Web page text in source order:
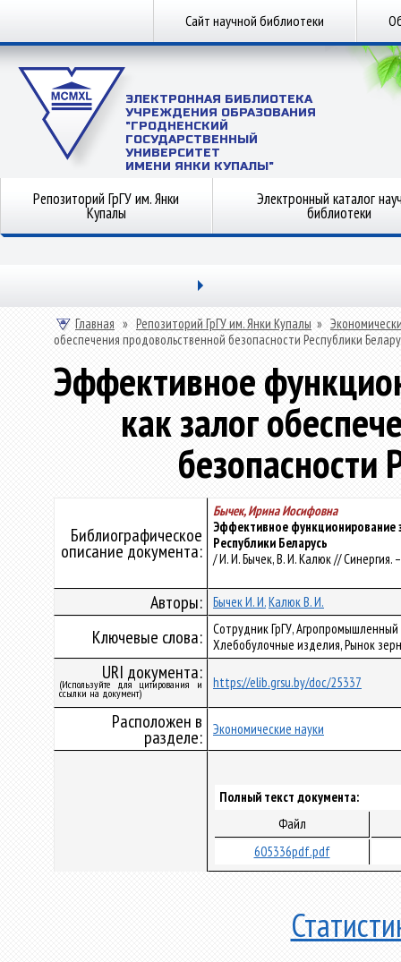
Сайт научной библиотеки
ЭЛЕКТРОННАЯ БИБЛИОТЕКА
УЧРЕЖДЕНИЯ ОБРАЗОВАНИЯ
"ГРОДНЕНСКИЙ
ГОСУДАРСТВЕННЫЙ
УНИВЕРСИТЕТ
ИМЕНИ ЯНКИ КУПАЛЫ"
Репозиторий ГрГУ им. Янки
Купалы
Электронный каталог
библиотеки
Главная » Репозиторий ГрГУ им. Янки Купалы »
обеспечения продовольственной безопасности Республики
Эффективное
как залог
безопасности
Библиографическое
описание документа:
Бычек, Ирина Иосифовна
Эффективное функционирование
Республики Беларусь
/ И. И. Бычек, В. И. Калюк // Синергия.
Авторы: Бычек И. И.Калюк В. И.
Ключевые слова:
Сотрудник ГрГУ,
Хлебобулочные изделия, Рынок
URI документа:
(Используйте для цитирования и
ссылки на документ)
https://elib.grsu.by/doc/25337
Расположен в
разделе: Экономические науки
Полный текст документа:
Файл
605336pdf.pdf